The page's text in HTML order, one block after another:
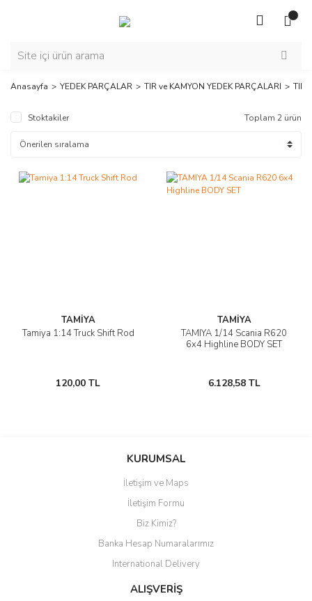
Anasayfa YEDEK PARÇALAR TIR ve KAMYON YEDEK PARÇALARI TIR
Stoktakiler Toplam 2 ürün
TAMİYA
Tamiya 1:14 Truck Shift Rod
120,00 TL
TAMİYA
TAMIYA 1/14 Scania R620
6x4 Highline BODY SET
6.128,58 TL
KURUMSAL
İletişim ve Maps
İletişim Formu
Biz Kimiz?
Banka Hesap Numaralarımız
International Delivery
ALIŞVERİŞ